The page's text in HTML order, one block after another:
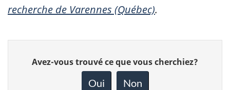
recherche de Varennes (Québec).
Donnez
votre
Avez-vous trouvé ce que vous cherchiez?
Oui Non